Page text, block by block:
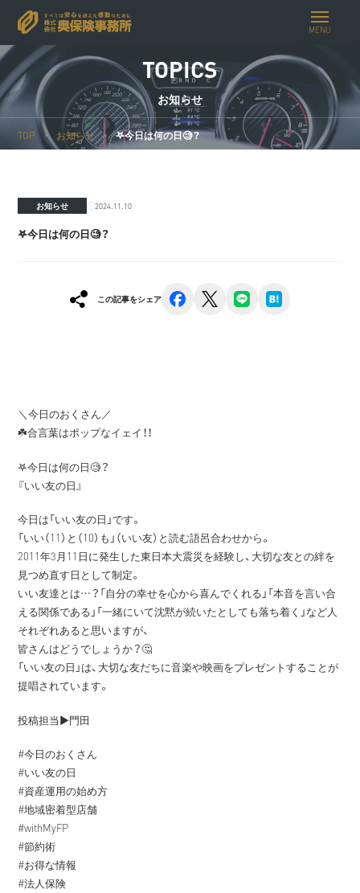
MENU
TOPICS
お知らせ
TOP お知らせ 𖤐今日は何の日🧐？
お知らせ 2024.11.10
𖤐今日は何の日🧐？
この記事をシェア facebook line
＼今日のおくさん／
☘️合言葉はポップなイェイ！！
𖤐今日は何の日🧐？
『いい友の日』
今日は「いい友の日」です。
「いい（11）と（10）も」（いい友）と読む語呂合わせから。
2011年3月11日に発生した東日本大震災を経験し、大切な友との絆を
見つめ直す日として制定。
いい友達とは…？「自分の幸せを心から喜んでくれる」「本音を言い合
える関係である」「一緒にいて沈黙が続いたとしても落ち着く」など人
それぞれあると思いますが、
皆さんはどうでしょうか？🤔
「いい友の日」は、大切な友だちに音楽や映画をプレゼントすることが
提唱されています。
投稿担当▶️門田
#今日のおくさん
#いい友の日
#資産運用の始め方
#地域密着型店舗
#withMyFP
#節約術
#お得な情報
#法人保険